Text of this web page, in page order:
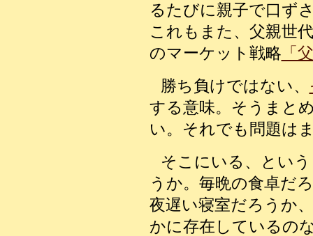
るたびに親子で口ず
これもまた、父親世
のマーケット戦略 「
勝ち負けではない、
する意味。そうまと
い。それでも問題は
そこにいる、とい
うか。毎晩の食卓だ
夜遅い寝室だろうか
かに存在しているの